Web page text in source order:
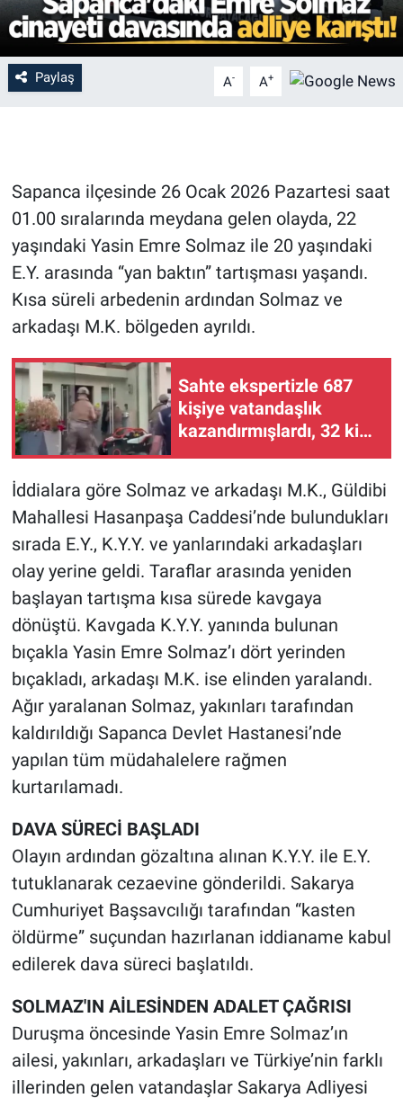
Paylaş A- A+
Sapanca ilçesinde 26 Ocak 2026 Pazartesi saat
01.00 sıralarında meydana gelen olayda, 22
yaşındaki Yasin Emre Solmaz ile 20 yaşındaki
E.Y. arasında “yan baktın” tartışması yaşandı.
Kısa süreli arbedenin ardından Solmaz ve
arkadaşı M.K. bölgeden ayrıldı.
Sahte ekspertizle 687
kişiye vatandaşlık
kazandırmışlardı, 32 kişi
tutuklandı
İddialara göre Solmaz ve arkadaşı M.K., Güldibi
Mahallesi Hasanpaşa Caddesi’nde bulundukları
sırada E.Y., K.Y.Y. ve yanlarındaki arkadaşları
olay yerine geldi. Taraflar arasında yeniden
başlayan tartışma kısa sürede kavgaya
dönüştü. Kavgada K.Y.Y. yanında bulunan
bıçakla Yasin Emre Solmaz’ı dört yerinden
bıçakladı, arkadaşı M.K. ise elinden yaralandı.
Ağır yaralanan Solmaz, yakınları tarafından
kaldırıldığı Sapanca Devlet Hastanesi’nde
yapılan tüm müdahalelere rağmen
kurtarılamadı.
DAVA SÜRECİ BAŞLADI
Olayın ardından gözaltına alınan K.Y.Y. ile E.Y.
tutuklanarak cezaevine gönderildi. Sakarya
Cumhuriyet Başsavcılığı tarafından “kasten
öldürme” suçundan hazırlanan iddianame kabul
edilerek dava süreci başlatıldı.
SOLMAZ'IN AİLESİNDEN ADALET ÇAĞRISI
Duruşma öncesinde Yasin Emre Solmaz’ın
ailesi, yakınları, arkadaşları ve Türkiye’nin farklı
illerinden gelen vatandaşlar Sakarya Adliyesi